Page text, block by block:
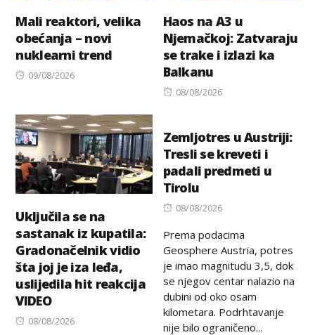
Mali reaktori, velika
obećanja – novi
nuklearni trend
Posted
09/08/2026
Haos na A3 u
Njemačkoj: Zatvaraju
se trake i izlazi ka
Balkanu
Posted
08/08/2026
Uključila se na
sastanak iz kupatila:
Gradonačelnik vidio
šta joj je iza leđa,
uslijedila hit reakcija
VIDEO
Posted
08/08/2026
Zemljotres u Austriji:
Tresli se kreveti i
padali predmeti u
Tirolu
Posted
08/08/2026
Prema podacima
Geosphere Austria, potres
je imao magnitudu 3,5, dok
se njegov centar nalazio na
dubini od oko osam
kilometara. Podrhtavanje
nije bilo ograničeno...